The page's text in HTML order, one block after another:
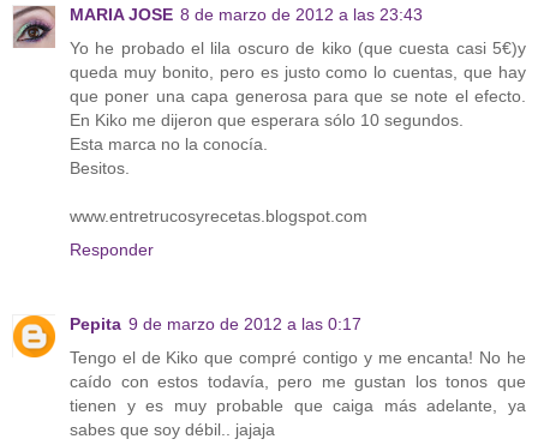
MARIA JOSE 8 de marzo de 2012 a las 23:43
Yo he probado el lila oscuro de kiko (que cuesta casi 5€)y
queda muy bonito, pero es justo como lo cuentas, que hay
que poner una capa generosa para que se note el efecto.
En Kiko me dijeron que esperara sólo 10 segundos.
Esta marca no la conocía.
Besitos.
www.entretrucosyrecetas.blogspot.com
Responder
Pepita 9 de marzo de 2012 a las 0:17
Tengo el de Kiko que compré contigo y me encanta! No he
caído con estos todavía, pero me gustan los tonos que
tienen y es muy probable que caiga más adelante, ya
sabes que soy débil.. jajaja